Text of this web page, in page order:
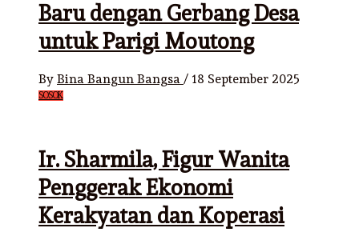
Baru dengan Gerbang Desa
untuk Parigi Moutong
By Bina Bangun Bangsa / 18 September 2025
SOSOK
Ir. Sharmila, Figur Wanita
Penggerak Ekonomi
Kerakyatan dan Koperasi